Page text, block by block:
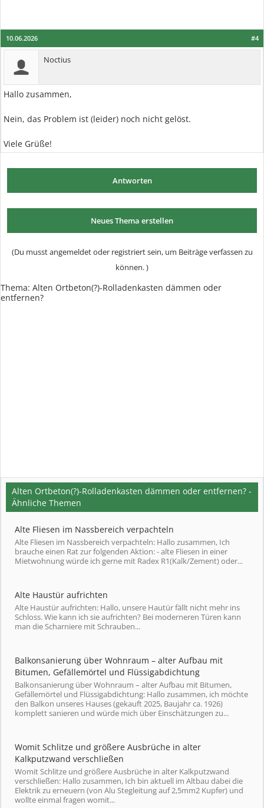
#4
10.06.2026
Noctius
Hallo zusammen,
Nein, das Problem ist (leider) noch nicht gelöst.
Viele Grüße!
Antworten
Neues Thema erstellen
(Du musst angemeldet oder registriert sein, um Beiträge verfassen zu
können. )
Thema: Alten Ortbeton(?)-Rolladenkasten dämmen oder
entfernen?
Alten Ortbeton(?)-Rolladenkasten dämmen oder entfernen? -
Ähnliche Themen
Alte Fliesen im Nassbereich verpachteln
Alte Fliesen im Nassbereich verpachteln: Hallo zusammen, Ich
brauche einen Rat zur folgenden Aktion: - alte Fliesen in einer
Mietwohnung würde ich gerne mit Radex R1(Kalk/Zement) oder...
Alte Haustür aufrichten
Alte Haustür aufrichten: Hallo, unsere Hautür fällt nicht mehr ins
Schloss. Wie kann ich sie aufrichten? Bei moderneren Türen kann
man die Scharniere mit Schrauben...
Balkonsanierung über Wohnraum – alter Aufbau mit
Bitumen, Gefällemörtel und Flüssigabdichtung
Balkonsanierung über Wohnraum – alter Aufbau mit Bitumen,
Gefällemörtel und Flüssigabdichtung: Hallo zusammen, ich möchte
den Balkon unseres Hauses (gekauft 2025, Baujahr ca. 1926)
komplett sanieren und würde mich über Einschätzungen zu...
Womit Schlitze und größere Ausbrüche in alter
Kalkputzwand verschließen
Womit Schlitze und größere Ausbrüche in alter Kalkputzwand
verschließen: Hallo zusammen, Ich bin aktuell im Altbau dabei die
Elektrik zu erneuern (von Alu Stegleitung auf 2,5mm2 Kupfer) und
wollte einmal fragen womit...